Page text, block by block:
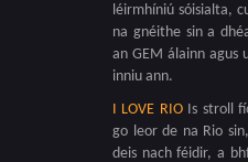
léirmhíniú sóisialta,
na gnéithe sin a
an GEM álainn agus
inniu ann.
I LOVE RIOIs stroll
go leor de na Rio
deis nach féidir, a